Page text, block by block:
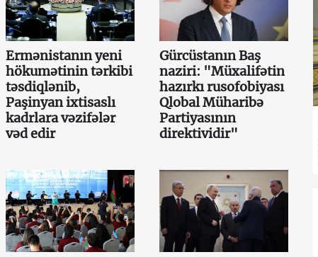
Ermənistanın yeni
hökumətinin tərkibi
təsdiqlənib,
Paşinyan ixtisaslı
kadrlara vəzifələr
vəd edir
Gürcüstanın Baş
naziri: "Müxalifətin
hazırkı rusofobiyası
Qlobal Müharibə
Partiyasının
direktividir"